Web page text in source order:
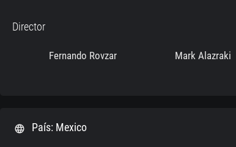
Director
Fernando Rovzar Mark Alazraki
language País: Mexico